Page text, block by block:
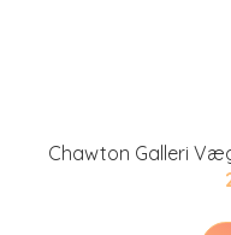
Chawton Galleri